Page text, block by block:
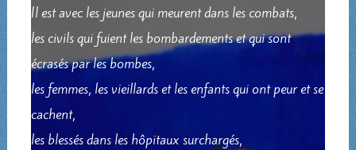
Il est avec les jeunes qui meurent dans les combats,
les civils qui fuient les bombardements et qui sont
écrasés par les bombes,
les femmes, les vieillards et les enfants qui ont peur et se
cachent,
les blessés dans les hôpitaux surchargés,